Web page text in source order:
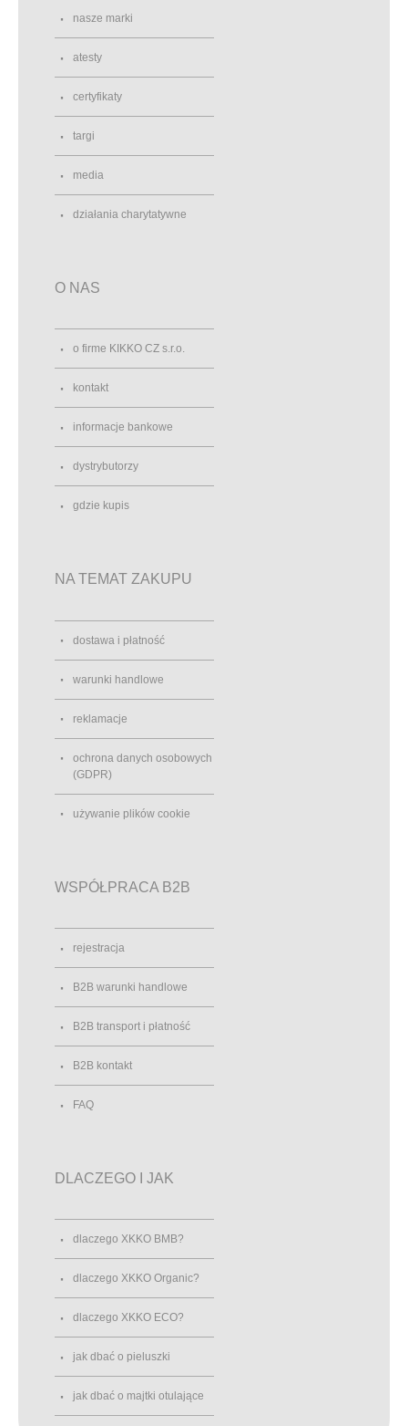
nasze marki
atesty
certyfikaty
targi
media
działania charytatywne
O NAS
o firme KIKKO CZ s.r.o.
kontakt
informacje bankowe
dystrybutorzy
gdzie kupis
NA TEMAT ZAKUPU
dostawa i płatność
warunki handlowe
reklamacje
ochrona danych osobowych
(GDPR)
używanie plików cookie
WSPÓŁPRACA B2B
rejestracja
B2B warunki handlowe
B2B transport i płatność
B2B kontakt
FAQ
DLACZEGO I JAK
dlaczego XKKO BMB?
dlaczego XKKO Organic?
dlaczego XKKO ECO?
jak dbać o pieluszki
jak dbać o majtki otulające